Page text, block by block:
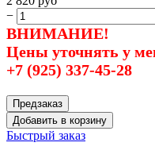
−
ВНИМАНИЕ!
Цены уточнять у
+7 (925) 337-45-28
Предзаказ
Добавить в корзину
Быстрый заказ